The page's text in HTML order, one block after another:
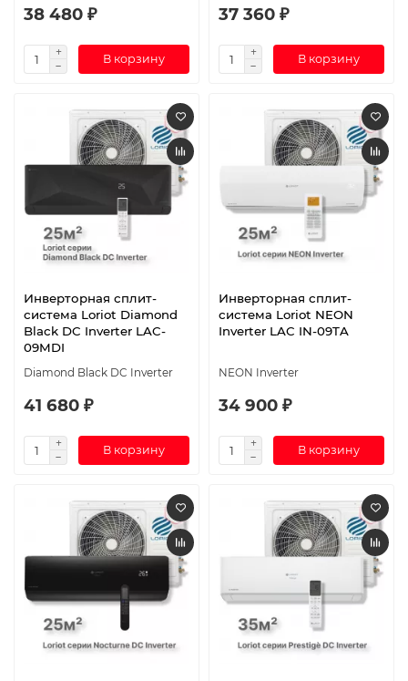
38 480 ₽
В корзину
37 360 ₽
В корзину
Инверторная сплит-
система Loriot Diamond
Black DC Inverter LAC-
09MDI
Diamond Black DC Inverter
41 680 ₽
В корзину
Инверторная сплит-
система Loriot NEON
Inverter LAC IN-09TA
NEON Inverter
34 900 ₽
В корзину